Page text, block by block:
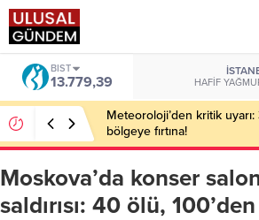
BIST
13.779,39 HAFIF
Meteoroloji’den kritik
bölgeye fırtına!
Moskova’da konser
saldırısı: 40 ölü,